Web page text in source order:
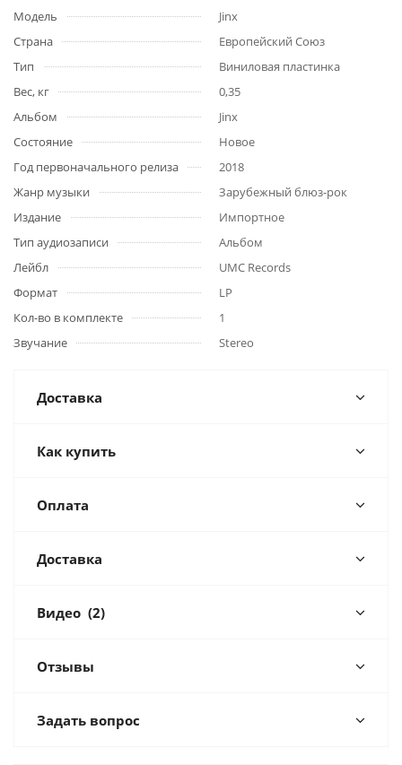
Модель
Jinx
Страна
Европейский Союз
Тип
Виниловая пластинка
Вес, кг
0,35
Альбом
Jinx
Состояние
Новое
Год первоначального релиза
2018
Жанр музыки
Зарубежный блюз-рок
Издание
Импортное
Тип аудиозаписи
Альбом
Лейбл
UMC Records
Формат
LP
Кол-во в комплекте
1
Звучание
Stereo
Доставка
Как купить
Оплата
Доставка
Видео (2)
Отзывы
Задать вопрос